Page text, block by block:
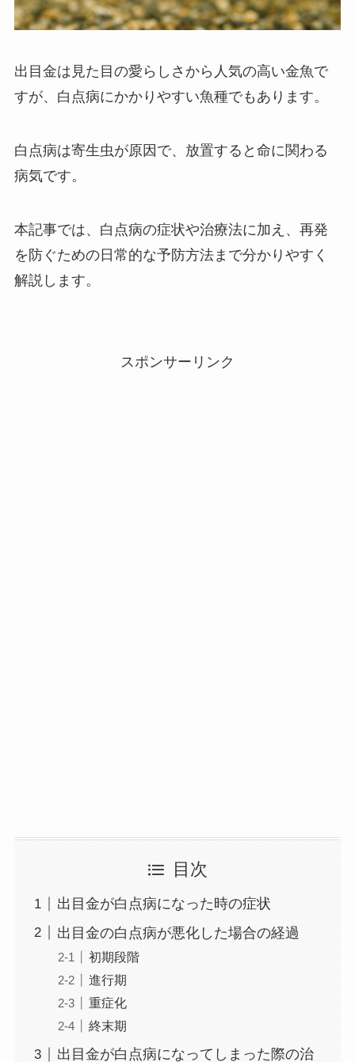
出目金は見た目の愛らしさから人気の高い金魚で
すが、白点病にかかりやすい魚種でもあります。
白点病は寄生虫が原因で、放置すると命に関わる
病気です。
本記事では、白点病の症状や治療法に加え、再発
を防ぐための日常的な予防方法まで分かりやすく
解説します。
スポンサーリンク
目次
出目金が白点病になった時の症状
出目金の白点病が悪化した場合の経過
初期段階
進行期
重症化
終末期
出目金が白点病になってしまった際の治